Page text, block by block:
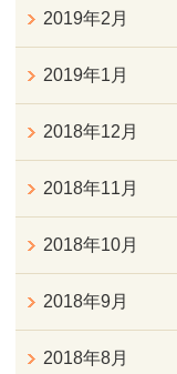
2019年2月
2019年1月
2018年12月
2018年11月
2018年10月
2018年9月
2018年8月